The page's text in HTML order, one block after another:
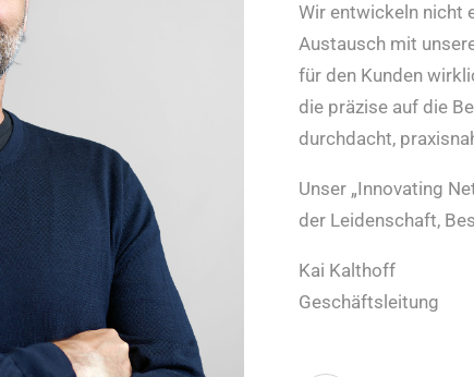
Wir entwickeln nicht
Austausch mit
für den Kunden
die präzise auf die
durchdacht,
Unser „Innovating
der Leidenschaft,
Kai Kalthoff
Geschäftsleitung